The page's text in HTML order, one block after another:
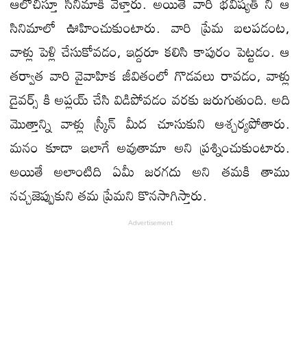
సినిమాలో ఊహించుకుంటారు. వారి ప్రేమ బలపడంట,
వాళ్లు పెళ్లి చేసుకోవడం, ఇద్దరూ కలిసి కాపురం పెట్టడం. ఆ
తర్వాత వారి వైవాహిక జీవితంలో గొడవలు రావడం, వాళ్లు
డైవర్స్ కి అప్లయ్ చేసి విడిపోవడం వరకు జరుగుతుంది. అది
మొత్తాన్ని వాళ్లు స్క్రీన్ మీద చూసుకుని ఆశ్చర్యపోతారు.
మనం కూడా ఇలాగే అవుతామా అని ప్రశ్నించుకుంటారు.
అయితే అలాంటిది ఏమీ జరగదు అని తమకి తాము
నచ్చజెప్పుకుని తమ ప్రేమని కొనసాగిస్తారు.